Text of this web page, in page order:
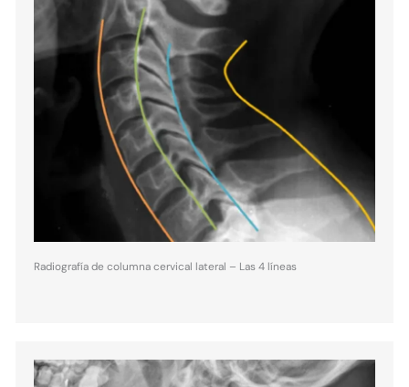
Radiografía de columna cervical lateral – Las 4 líneas